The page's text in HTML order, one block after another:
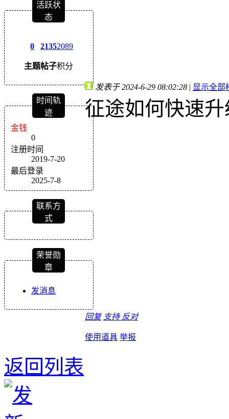
活跃状
态
0
主题
2135
帖子
2089
积分
时间轨
迹
金钱
0
注册时间
2019-7-20
最后登录
2025-7-8
联系方
式
荣誉勋
章
发消息
发表于 2024-6-29 08:02:28 | 显示全部
征途如何快速升
回复 支持 反对
使用道具 举报
返回列表